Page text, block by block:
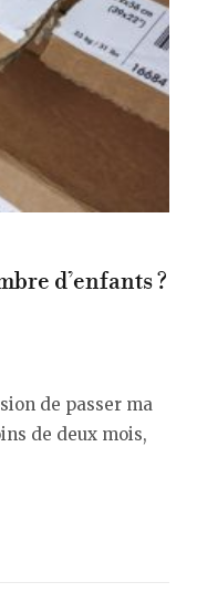
d’enfants ?
de passer ma
de deux mois,